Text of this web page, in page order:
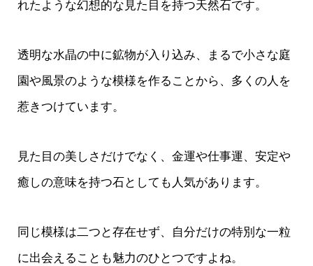
れたような幻想的な見た目を持つ天然石です。
透明な水晶の中に鉱物が入り込み、まるで小さな庭
園や風景のような模様を作ることから、多くの人を
惹きつけています。
見た目の美しさだけでなく、金運や仕事運、安定や
癒しの意味を持つ石としても人気があります。
同じ模様は二つと存在せず、自分だけの特別な一粒
に出会えることも魅力のひとつですよね。